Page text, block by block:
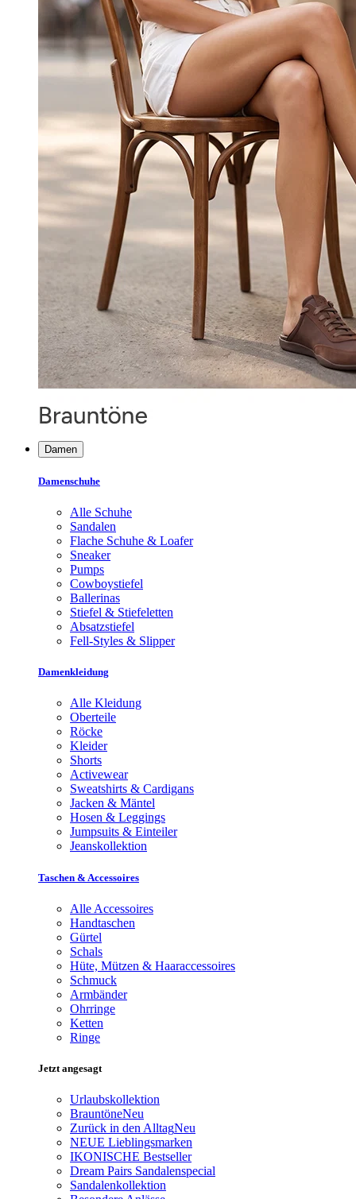
Damen
Damenschuhe
Alle Schuhe
Sandalen
Flache Schuhe & Loafer
Sneaker
Pumps
Cowboystiefel
Ballerinas
Stiefel & Stiefeletten
Absatzstiefel
Fell-Styles & Slipper
Damenkleidung
Alle Kleidung
Oberteile
Röcke
Kleider
Shorts
Activewear
Sweatshirts & Cardigans
Jacken & Mäntel
Hosen & Leggings
Jumpsuits & Einteiler
Jeanskollektion
Taschen & Accessoires
Alle Accessoires
Handtaschen
Gürtel
Schals
Hüte, Mützen & Haaraccessoires
Schmuck
Armbänder
Ohrringe
Ketten
Ringe
Jetzt angesagt
Urlaubskollektion
BrauntöneNeu
Zurück in den AlltagNeu
NEUE Lieblingsmarken
IKONISCHE Bestseller
Dream Pairs Sandalenspecial
Sandalenkollektion